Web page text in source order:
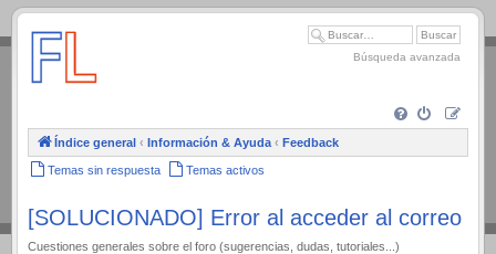
.
Búsqueda avanzada
Índice general ‹ Información & Ayuda ‹ Feedback
Temas sin respuesta Temas activos
[SOLUCIONADO] Error al acceder al correo
Cuestiones generales sobre el foro (sugerencias, dudas, tutoriales...)